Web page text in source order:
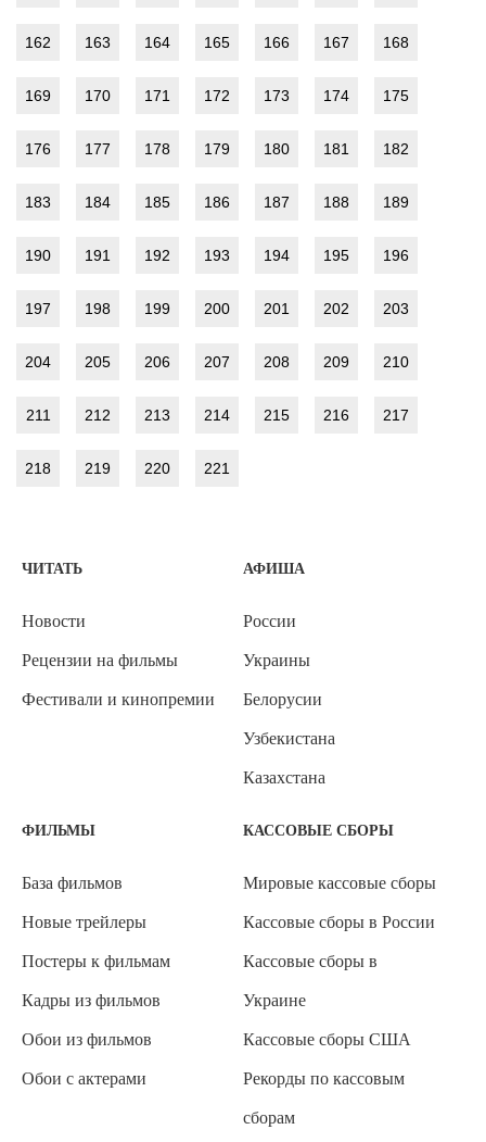
162 163 164 165 166 167 168
169 170 171 172 173 174 175
176 177 178 179 180 181 182
183 184 185 186 187 188 189
190 191 192 193 194 195 196
197 198 199 200 201 202 203
204 205 206 207 208 209 210
211 212 213 214 215 216 217
218 219 220 221
ЧИТАТЬ
Новости
Рецензии на фильмы
Фестивали и кинопремии
АФИША
России
Украины
Белорусии
Узбекистана
Казахстана
ФИЛЬМЫ
База фильмов
Новые трейлеры
Постеры к фильмам
Кадры из фильмов
Обои из фильмов
Обои с актерами
КАССОВЫЕ СБОРЫ
Мировые кассовые сборы
Кассовые сборы в России
Кассовые сборы в
Украине
Кассовые сборы США
Рекорды по кассовым
сборам